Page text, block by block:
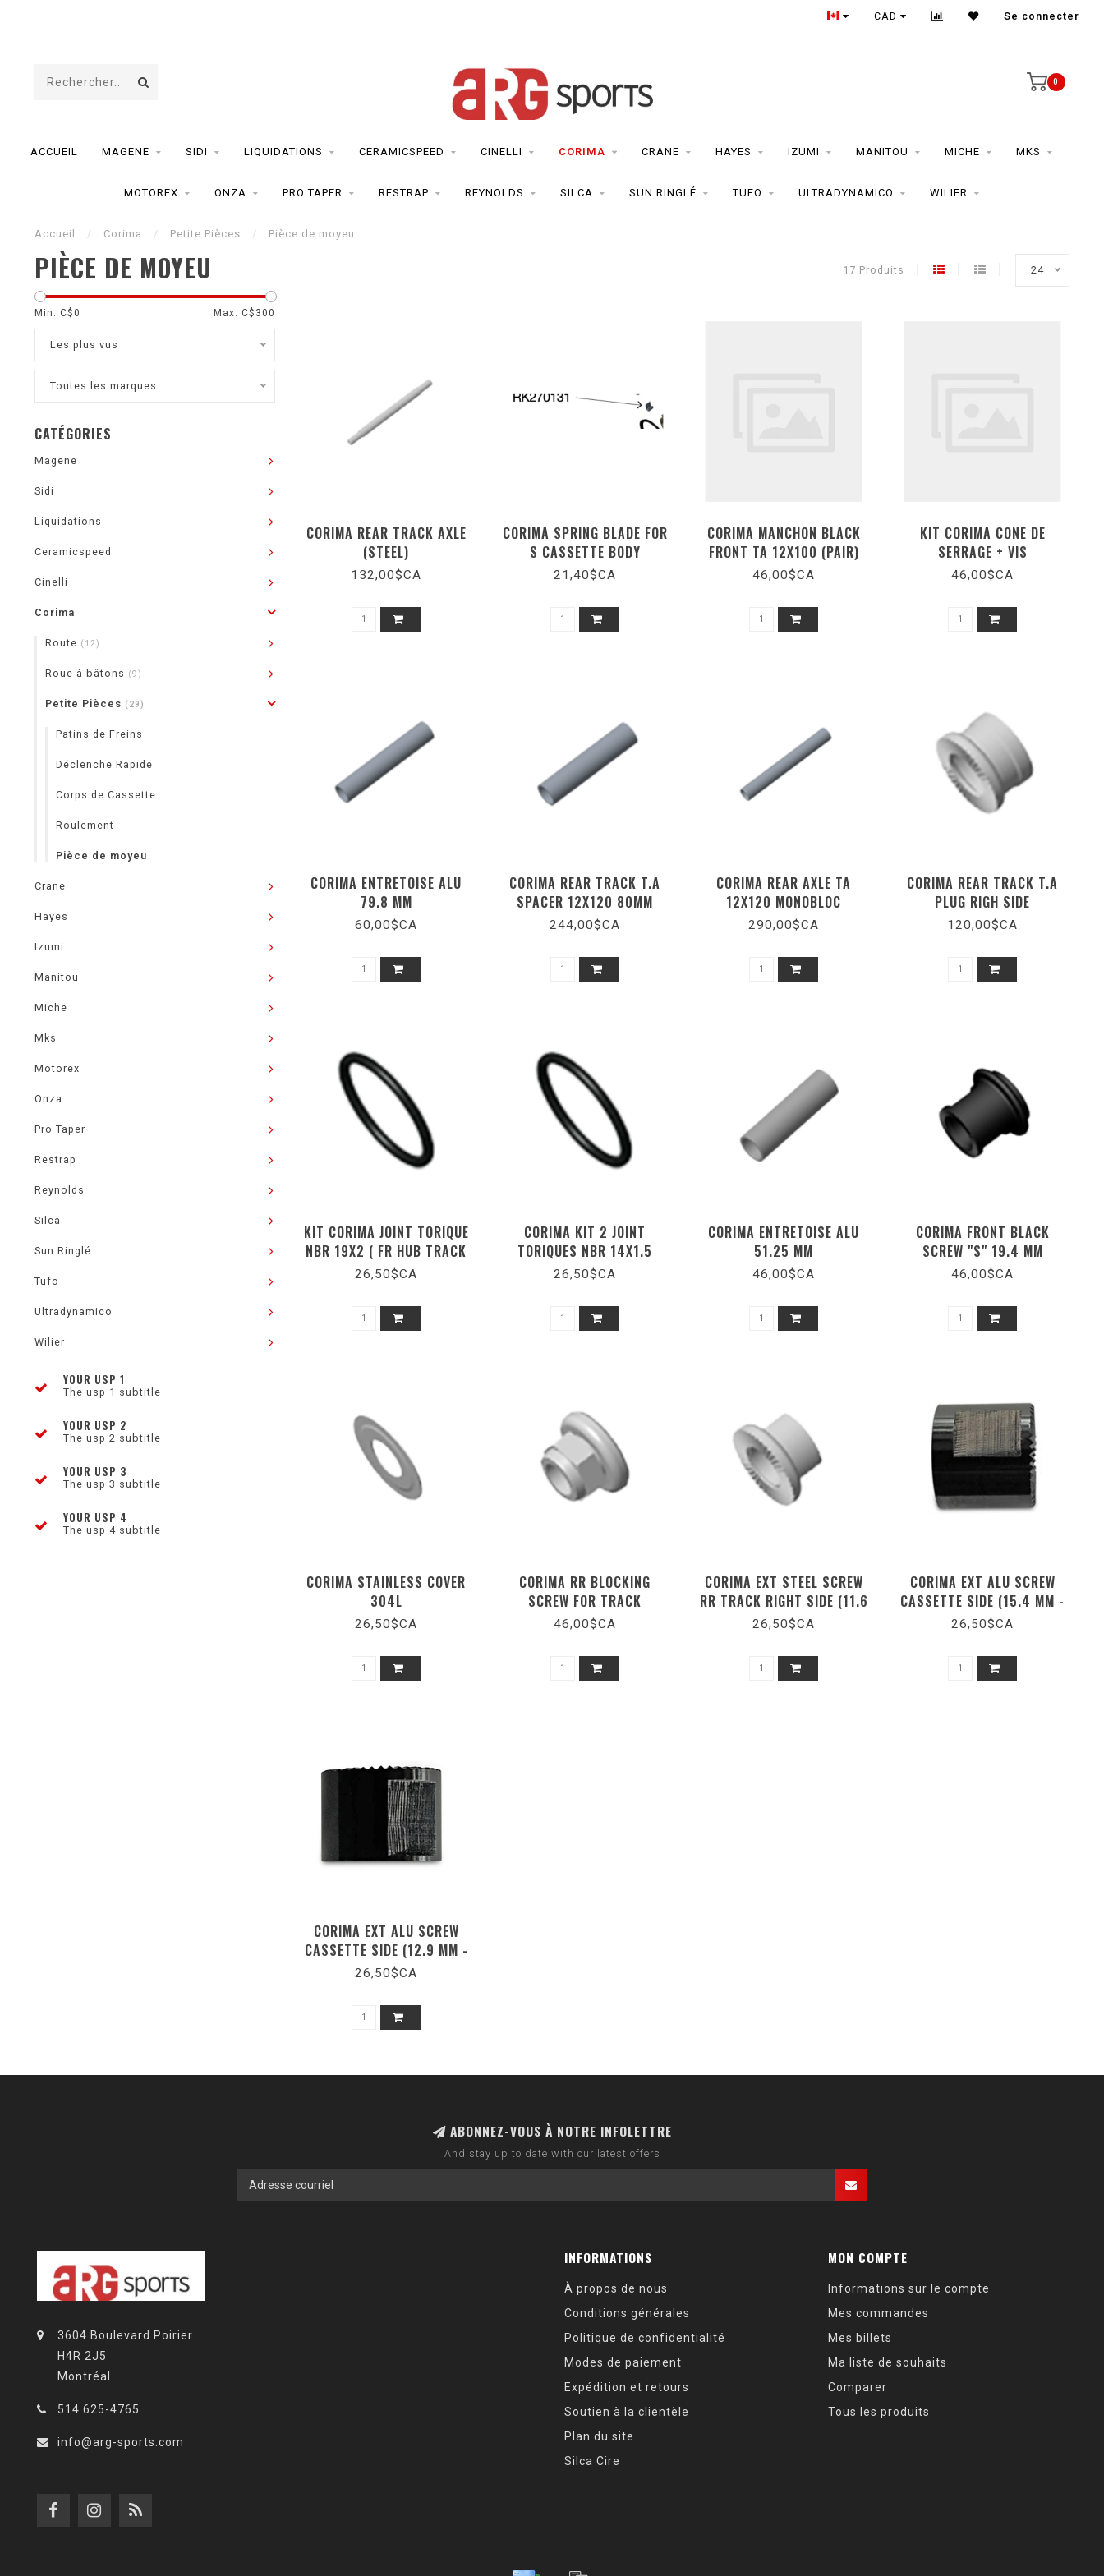
CAD Se connecter
0
ACCUEIL MAGENE SIDI LIQUIDATIONS CERAMICSPEED CINELLI CORIMA CRANE HAYES IZUMI MANITOU MICHE MKS
MOTOREX ONZA PRO TAPER RESTRAP REYNOLDS SILCA SUN RINGLÉ TUFO ULTRADYNAMICO WILIER
Accueil / Corima / Petite Pièces / Pièce de moyeu
PIÈCE DE MOYEU 17 Produits 24
Min: C$0 Max: C$ 300
Les plus vus
Toutes les marques
CATÉGORIES
Magene
Sidi
Liquidations
Ceramicspeed
Cinelli
Corima
Route (12)
Roue à bâtons (9)
Petite Pièces (29)
Patins de Freins
Déclenche Rapide
Corps de Cassette
Roulement
Pièce de moyeu
Crane
Hayes
Izumi
Manitou
Miche
Mks
Motorex
Onza
Pro Taper
Restrap
Reynolds
Silca
Sun Ringlé
Tufo
Ultradynamico
Wilier
YOUR USP 1
The usp 1 subtitle
YOUR USP 2
The usp 2 subtitle
YOUR USP 3
The usp 3 subtitle
YOUR USP 4
The usp 4 subtitle
CORIMA REAR TRACK AXLE
(STEEL)
132,00$CA
CORIMA SPRING BLADE FOR
S CASSETTE BODY
21,40$CA
CORIMA MANCHON BLACK
FRONT TA 12X100 (PAIR)
46,00$CA
KIT CORIMA CONE DE
SERRAGE + VIS
46,00$CA
CORIMA ENTRETOISE ALU
79.8 MM
60,00$CA
CORIMA REAR TRACK T.A
SPACER 12X120 80MM
244,00$CA
CORIMA REAR AXLE TA
12X120 MONOBLOC
290,00$CA
CORIMA REAR TRACK T.A
PLUG RIGH SIDE
120,00$CA
KIT CORIMA JOINT TORIQUE
NBR 19X2 ( FR HUB TRACK
MONO TA)
26,50$CA
CORIMA KIT 2 JOINT
TORIQUES NBR 14X1.5
26,50$CA
CORIMA ENTRETOISE ALU
51.25 MM
46,00$CA
CORIMA FRONT BLACK
SCREW "S" 19.4 MM
46,00$CA
CORIMA STAINLESS COVER
304L
26,50$CA
CORIMA RR BLOCKING
SCREW FOR TRACK
46,00$CA
CORIMA EXT STEEL SCREW
RR TRACK RIGHT SIDE (11.6
MM)
26,50$CA
CORIMA EXT ALU SCREW
CASSETTE SIDE (15.4 MM -
CAMPA)
26,50$CA
CORIMA EXT ALU SCREW
CASSETTE SIDE (12.9 MM -
SHIMANO)
26,50$CA
ABONNEZ-VOUS À NOTRE INFOLETTRE
And stay up to date with our latest offers
3604 Boulevard Poirier
H4R 2J5
Montréal
514 625-4765
info@arg-sports.com
INFORMATIONS
À propos de nous
Conditions générales
Politique de confidentialité
Modes de paiement
Expédition et retours
Soutien à la clientèle
Plan du site
Silca Cire
MON COMPTE
Informations sur le compte
Mes commandes
Mes billets
Ma liste de souhaits
Comparer
Tous les produits